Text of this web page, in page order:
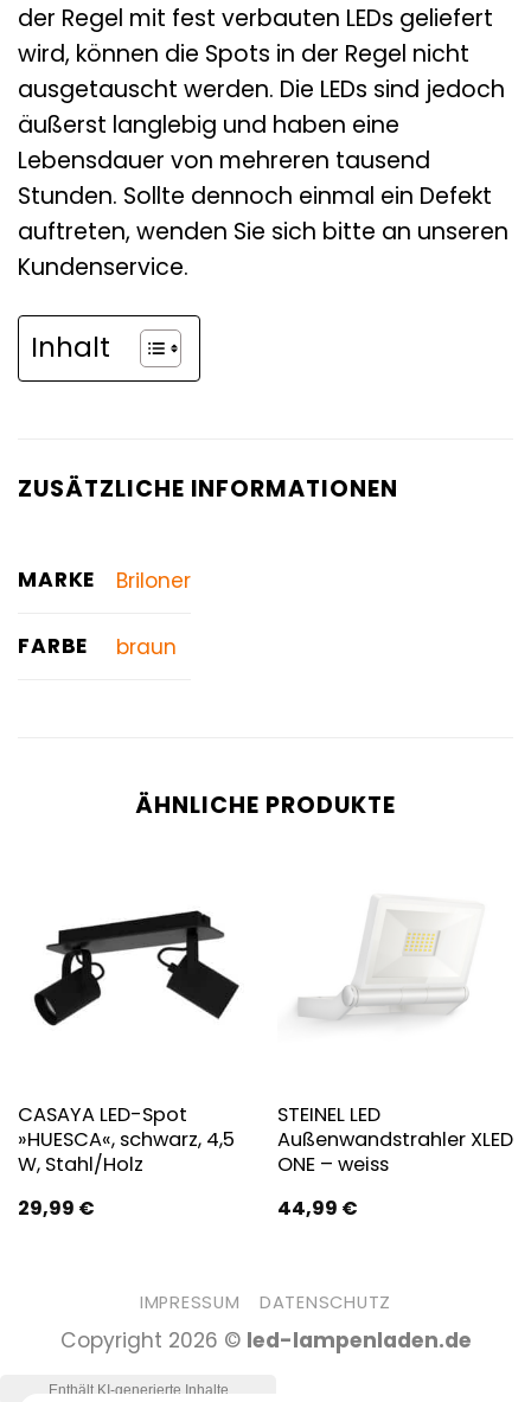
der Regel mit fest verbauten LEDs geliefert
wird, können die Spots in der Regel nicht
ausgetauscht werden. Die LEDs sind jedoch
äußerst langlebig und haben eine
Lebensdauer von mehreren tausend
Stunden. Sollte dennoch einmal ein Defekt
auftreten, wenden Sie sich bitte an unseren
Kundenservice.
Inhalt
ZUSÄTZLICHE INFORMATIONEN
MARKE Briloner
FARBE braun
ÄHNLICHE PRODUKTE
CASAYA LED-Spot
»HUESCA«, schwarz, 4,5
W, Stahl/Holz
29,99 €
STEINEL LED
Außenwandstrahler XLED
ONE – weiss
44,99 €
IMPRESSUM DATENSCHUTZ
Copyright 2026 © led-lampenladen.de